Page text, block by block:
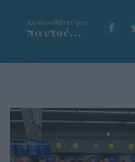
Aκολουθήστε μας
παντού…